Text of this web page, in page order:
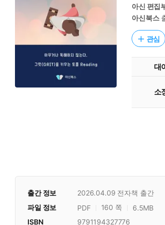
아신 편집
아신북스
관심
대
소
출간 정보 2026.04.09 전자책 출간
파일 정보
PDF 160 쪽 6.5MB
ISBN
9791194327776